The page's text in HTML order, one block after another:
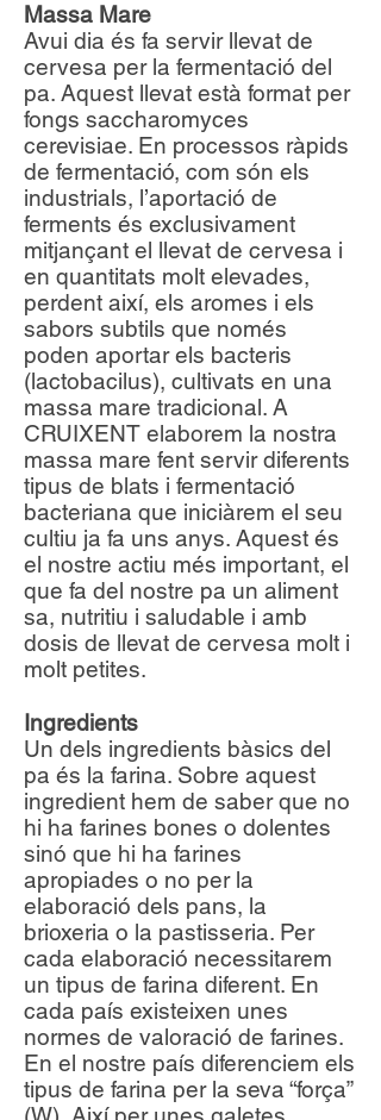
Massa Mare
Avui dia és fa servir llevat de
cervesa per la fermentació del
pa. Aquest llevat està format per
fongs saccharomyces
cerevisiae. En processos ràpids
de fermentació, com són els
industrials, l’aportació de
ferments és exclusivament
mitjançant el llevat de cervesa i
en quantitats molt elevades,
perdent així, els aromes i els
sabors subtils que només
poden aportar els bacteris
(lactobacilus), cultivats en una
massa mare tradicional. A
CRUIXENT elaborem la nostra
massa mare fent servir diferents
tipus de blats i fermentació
bacteriana que iniciàrem el seu
cultiu ja fa uns anys. Aquest és
el nostre actiu més important, el
que fa del nostre pa un aliment
sa, nutritiu i saludable i amb
dosis de llevat de cervesa molt i
molt petites.
Ingredients
Un dels ingredients bàsics del
pa és la farina. Sobre aquest
ingredient hem de saber que no
hi ha farines bones o dolentes
sinó que hi ha farines
apropiades o no per la
elaboració dels pans, la
brioxeria o la pastisseria. Per
cada elaboració necessitarem
un tipus de farina diferent. En
cada país existeixen unes
normes de valoració de farines.
En el nostre país diferenciem els
tipus de farina per la seva “força”